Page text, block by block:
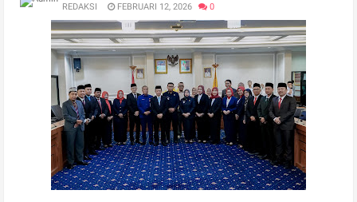
REDAKSI FEBRUARI 12, 2026 0